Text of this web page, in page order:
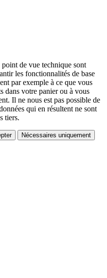
de vue technique sont
les fonctionnalités de base
par exemple à ce que vous
dans votre panier ou à vous
Il ne nous est pas possible de
qui en résultent ne sont
tiers.
Nécessaires uniquement